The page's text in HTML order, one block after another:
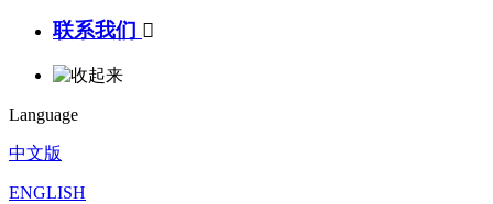
联系我们 
Language
中文版
ENGLISH